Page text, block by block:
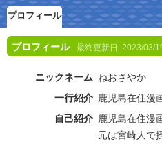
プロフィール
プロフィール 最終更新日: 2023/03/
ニックネーム ねおさやか
一行紹介 鹿児島在住漫
自己紹介 鹿児島在住漫
元は宮崎人で